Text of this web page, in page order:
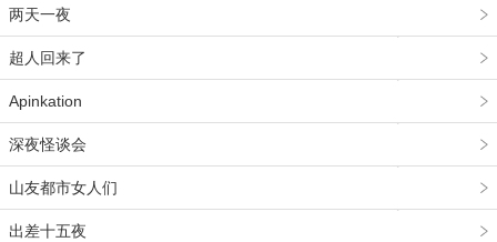
两天一夜
超人回来了
Apinkation
深夜怪谈会
山友都市女人们
出差十五夜